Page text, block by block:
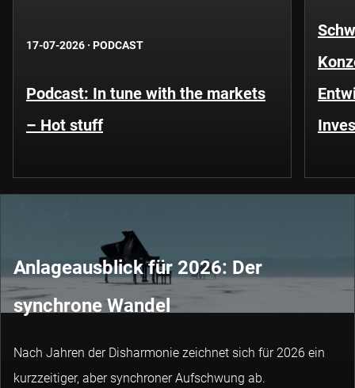
17-07-2026 · PODCAST
Podcast: In tune with the markets
– Hot stuff
Anlageausblick für 2026: Der
synchrone Wandel
Nach Jahren der Disharmonie zeichnet sich für 2026 ein
kurzzeitiger, aber synchroner Aufschwung ab.